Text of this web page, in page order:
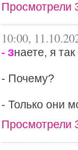
Просмотрели
10:00,
- Знаете, я
- Почему?
- Только они
Просмотрели